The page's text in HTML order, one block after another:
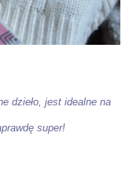
dzieło, jest idealne na
super!